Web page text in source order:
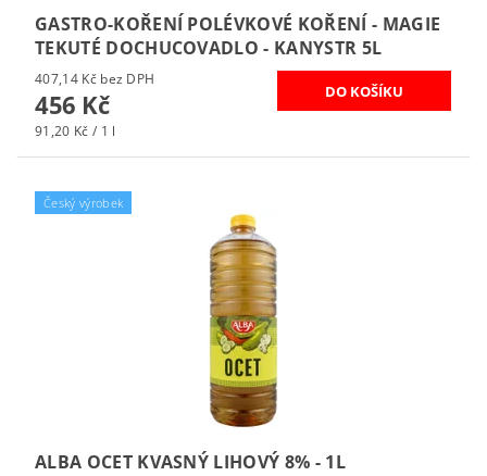
GASTRO-KOŘENÍ POLÉVKOVÉ KOŘENÍ - MAGIE
TEKUTÉ DOCHUCOVADLO - KANYSTR 5L
407,14 Kč bez DPH
456 Kč
91,20 Kč / 1 l
Český výrobek
ALBA OCET KVASNÝ LIHOVÝ 8% - 1L